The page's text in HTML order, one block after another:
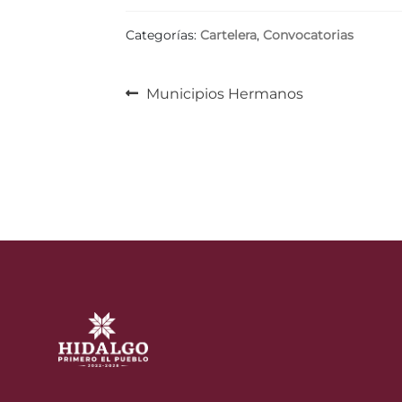
Categorías:Cartelera,Convocatorias
Navegación
Anterior:
Municipios Hermanos